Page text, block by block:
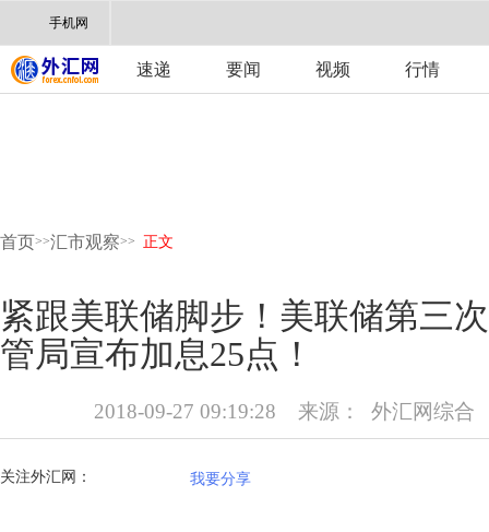
手机网
速递 要闻 视频 行情
首页>>汇市观察>> 正文
紧跟美联储脚步！美联储第三
管局宣布加息25点！
2018-09-27 09:19:28 来源： 外汇网综合
关注外汇网： 我要分享